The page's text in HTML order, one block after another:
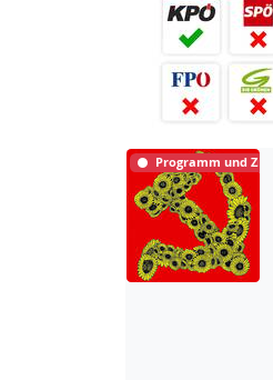
Programm und Ziele